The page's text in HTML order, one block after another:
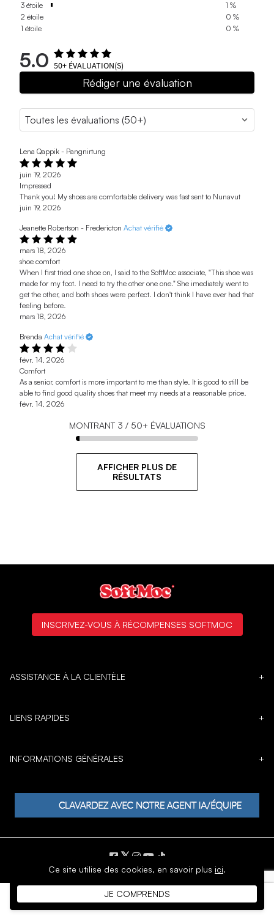
3 étoile
1 %
2 étoile
0 %
1 étoile
0 %
5.0 50+ ÉVALUATION(S)
Rédiger une évaluation
Lena Qappik - Pangnirtung
juin 19, 2026
Impressed
Thank you! My shoes are comfortable delivery was fast sent to Nunavut
juin 19, 2026
Jeanette Robertson - Fredericton Achat vérifié
mars 18, 2026
shoe comfort
When I first tried one shoe on, I said to the SoftMoc associate, "This shoe was
made for my foot. I need to try the other one one." She imediately went to
get the other, and both shoes were perfect. I don't think I have ever had that
feeling before.
mars 18, 2026
Brenda Achat vérifié
févr. 14, 2026
Comfort
As a senior, comfort is more important to me than style. It is good to still be
able to find good quality shoes that meet my needs at a reasonable price.
févr. 14, 2026
MONTRANT 3 / 50+ ÉVALUATIONS
AFFICHER PLUS DE
RÉSULTATS
Ce site utilise des cookies, en savoir plus ici.
JE COMPRENDS
ASSISTANCE À LA CLIENTÈLE +
LIENS RAPIDES +
INFORMATIONS GÉNÉRALES +
INSCRIVEZ-VOUS À RÉCOMPENSES SOFTMOC
𝕏
DROIT D'AUTEUR © 1996 - 2026 SoftMoc Inc.
Commerce électronique par MWF Group. Tous droits réservés.